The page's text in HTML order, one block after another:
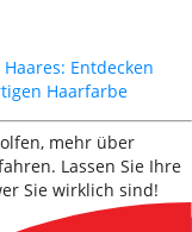
Entdecken
Haarfarbe
mehr über
Lassen Sie Ihre
Sie wirklich sind!